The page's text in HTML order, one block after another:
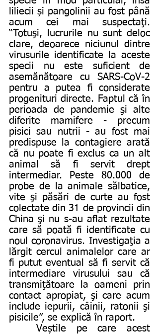
liliecii și pangolinii au fost până
acum cei mai suspectaţi.
“Totuşi, lucrurile nu sunt deloc
clare, deoarece niciunul dintre
virusurile identificate la aceste
specii nu este suficient de
asemănătoare cu SARS-CoV-2
pentru a putea fi considerate
progenituri directe. Faptul că în
perioada de pandemie şi alte
diferite mamifere - precum
pisici sau nutrii - au fost mai
predispuse la contagiere arată
că nu poate fi exclus ca un alt
animal să fi servit drept
intermediar. Peste 80.000 de
probe de la animale sălbatice,
vite şi păsări de curte au fost
colectate din 31 de provincii din
China şi nu s-au aflat rezultate
care să poată fi identificate cu
noul coronavirus. Investigaţia a
lărgit cercul animalelor care ar
fi putut eventual să fi servit că
intermediare virusului sau că
transmiţătoare la oameni prin
contact apropiat, şi care acum
include iepurii, câinii, ratonii şi
pisicile”, se explică în raport.